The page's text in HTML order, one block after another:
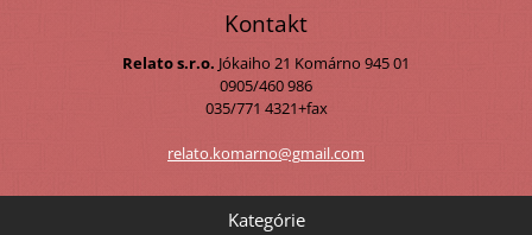
Kontakt
Relato s.r.o. Jókaiho 21 Komárno 945 01
0905/460 986
035/771 4321+fax
relato.komarno@gmail.com
Kategórie